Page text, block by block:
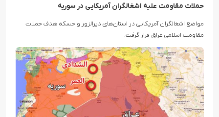
حملات مقاومت علیه اشغالگران آمریکایی در سوریه
مواضع اشغالگران آمریکایی در استان‌های دیرالزور و حسکه هدف حملات
مقاومت اسلامی عراق قرار گرفت.